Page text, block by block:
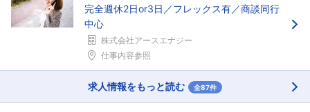
完全週休2日or3日／フレックス有／商談同行
中心
株式会社アースエナジー
仕事内容参照
求人情報をもっと読む 全87件